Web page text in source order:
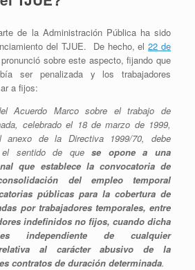
de la Administración Pública ha sido
del TJUE. De hecho, el22 de
sobre este aspecto, fijando que
ser penalizada y los trabajadores
a fijos:
Acuerdo Marco sobre el trabajo de
celebrado el 18 de marzo de 1999,
de la Directiva 1999/70, debe
el sentido de quese opone a una
que establece la convocatoria de
del empleo temporal
públicas para la cobertura de
por trabajadores temporales, entre
indefinidos no fijos, cuando dicha
independiente de cualquier
al carácter abusivo de la
contratos de duración determinada.